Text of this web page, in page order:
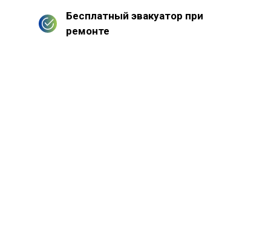
Бесплатный эвакуатор при
ремонте